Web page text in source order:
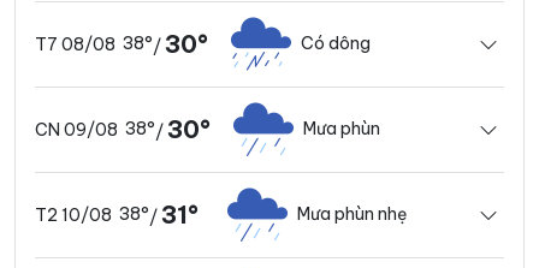
T7 08/08 38°/30° Có dông
CN 09/08 38°/30° Mưa phùn
T2 10/08 38°/31° Mưa phùn nhẹ